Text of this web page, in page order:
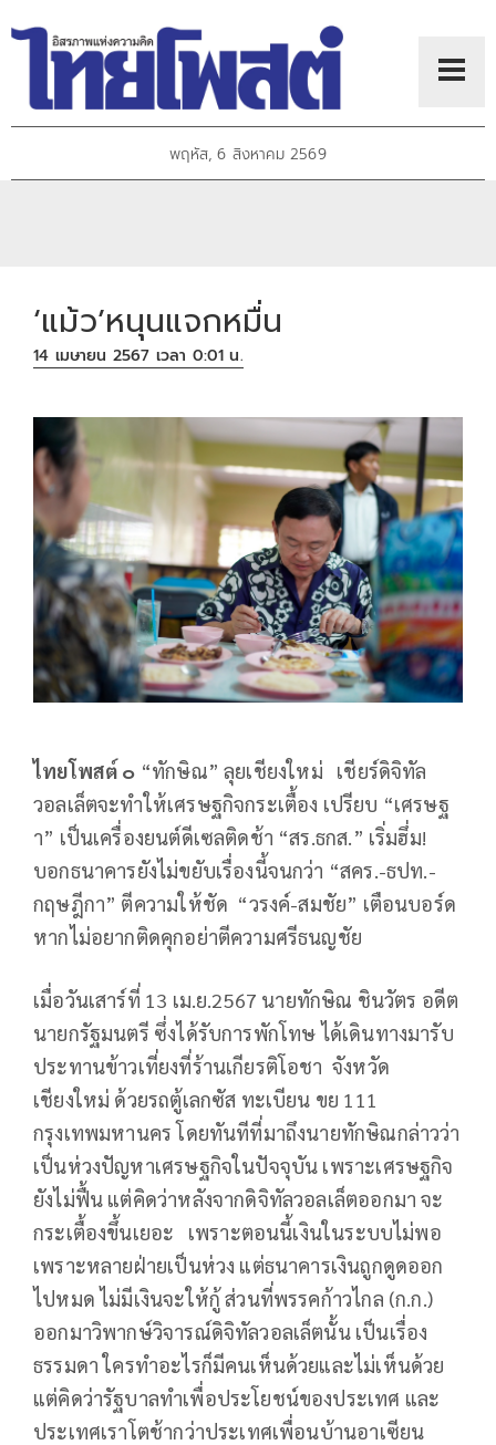
พฤหัส, 6 สิงหาคม 2569
‘แม้ว’หนุนแจกหมื่น
14 เมษายน 2567 เวลา 0:01 น.
ไทยโพสต์ ๐ “ทักษิณ” ลุยเชียงใหม่ เชียร์ดิจิทัล
วอลเล็ตจะทำให้เศรษฐกิจกระเตื้อง เปรียบ “เศรษฐ
า” เป็นเครื่องยนต์ดีเซลติดช้า “สร.ธกส.” เริ่มฮึ่ม!
บอกธนาคารยังไม่ขยับเรื่องนี้จนกว่า “สคร.-ธปท.-
กฤษฎีกา” ตีความให้ชัด “วรงค์-สมชัย” เตือนบอร์ด
หากไม่อยากติดคุกอย่าตีความศรีธนญชัย
เมื่อวันเสาร์ที่ 13 เม.ย.2567 นายทักษิณ ชินวัตร อดีต
นายกรัฐมนตรี ซึ่งได้รับการพักโทษ ได้เดินทางมารับ
ประทานข้าวเที่ยงที่ร้านเกียรติโอชา จังหวัด
เชียงใหม่ ด้วยรถตู้เลกซัส ทะเบียน ขย 111
กรุงเทพมหานคร โดยทันทีที่มาถึงนายทักษิณกล่าวว่า
เป็นห่วงปัญหาเศรษฐกิจในปัจจุบัน เพราะเศรษฐกิจ
ยังไม่ฟื้น แต่คิดว่าหลังจากดิจิทัลวอลเล็ตออกมา จะ
กระเตื้องขึ้นเยอะ เพราะตอนนี้เงินในระบบไม่พอ
เพราะหลายฝ่ายเป็นห่วง แต่ธนาคารเงินถูกดูดออก
ไปหมด ไม่มีเงินจะให้กู้ ส่วนที่พรรคก้าวไกล (ก.ก.)
ออกมาวิพากษ์วิจารณ์ดิจิทัลวอลเล็ตนั้น เป็นเรื่อง
ธรรมดา ใครทำอะไรก็มีคนเห็นด้วยและไม่เห็นด้วย
แต่คิดว่ารัฐบาลทำเพื่อประโยชน์ของประเทศ และ
ประเทศเราโตช้ากว่าประเทศเพื่อนบ้านอาเซียน